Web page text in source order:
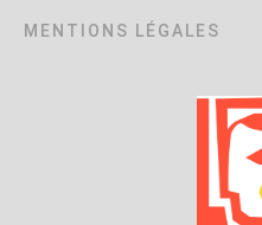
MENTIONS LÉGALES